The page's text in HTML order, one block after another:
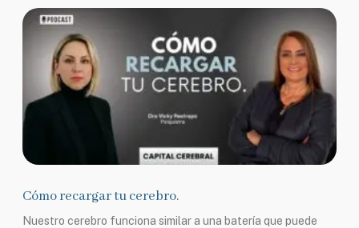
Cómo recargar tu cerebro.
Nuestro cerebro funciona similar a una batería que puede